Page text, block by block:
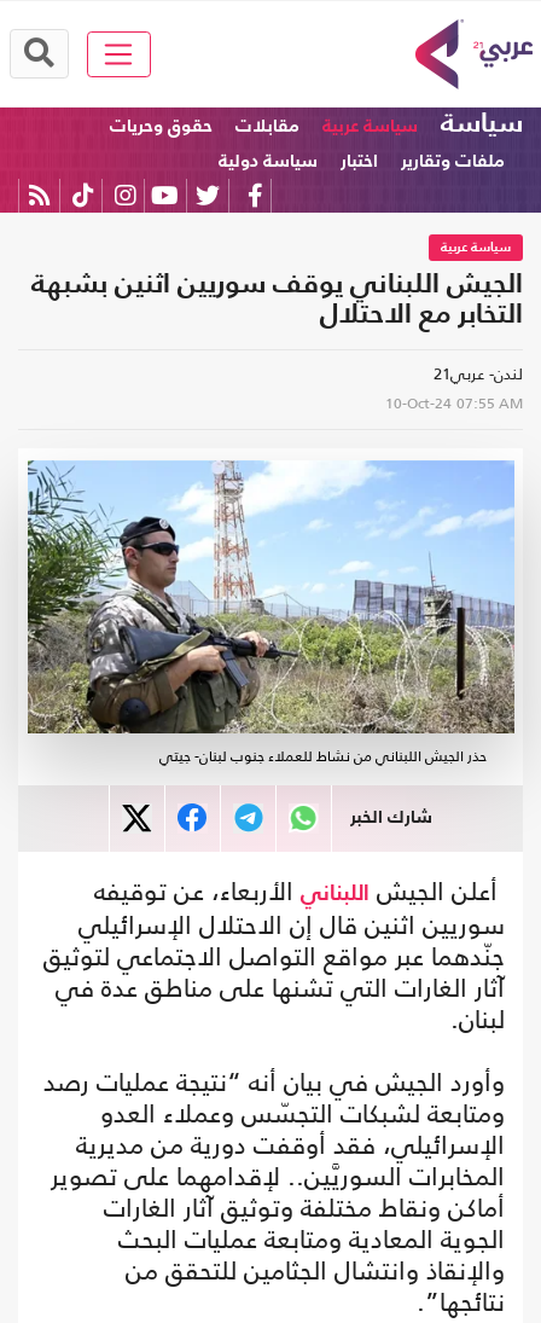
سياسة سياسة عربية مقابلات
حقوق وحريات
ملفات وتقارير
اختبار سياسة دولية
سياسة عربية
الجيش اللبناني يوقف سوريين اثنين بشبهة
التخابر مع الاحتلال
لندن- عربي21
10-Oct-24 07:55 AM
حذر الجيش اللبناني من نشاط للعملاء جنوب لبنان- جيتي
شارك الخبر
أعلن الجيش اللبناني الأربعاء، عن توقيفه
سوريين اثنين قال إن الاحتلال الإسرائيلي
جنّدهما عبر مواقع التواصل الاجتماعي لتوثيق
آثار الغارات التي تشنها على مناطق عدة في
لبنان.
وأورد الجيش في بيان أنه “نتيجة عمليات رصد
ومتابعة لشبكات التجسّس وعملاء العدو
الإسرائيلي، فقد أوقفت دورية من مديرية
المخابرات السوريَّين.. لإقدامهما على تصوير
أماكن ونقاط مختلفة وتوثيق آثار الغارات
الجوية المعادية ومتابعة عمليات البحث
والإنقاذ وانتشال الجثامين للتحقق من
نتائجها”.